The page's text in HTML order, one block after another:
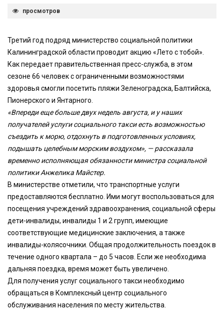
просмотров
Третий год подряд министерство социальной политики
Калининградской области проводит акцию «Лето с тобой».
Как передает правительственная пресс-служба, в этом
сезоне 66 человек с ограниченными возможностями
здоровья смогли посетить пляжи Зеленоградска, Балтийска,
Пионерского и Янтарного.
«Впереди еще больше двух недель августа, и у наших
получателей услуги социального такси есть возможностью
съездить к морю, отдохнуть в подготовленных условиях,
подышать целебным морским воздухом», — рассказала
временно исполняющая обязанности министра социальной
политики Анжелика Майстер.
В министерстве отметили, что транспортные услуги
предоставляются бесплатно. Ими могут воспользоваться для
посещения учреждений здравоохранения, социальной сферы
дети-инвалиды, инвалиды 1 и 2 групп, имеющие
соответствующие медицинские заключения, а также
инвалиды-колясочники. Общая продолжительность поездок в
течение одного квартала – до 5 часов. Если же необходима
дальняя поездка, время может быть увеличено.
Для получения услуг социального такси необходимо
обращаться в Комплексный центр социального
обслуживания населения по месту жительства.